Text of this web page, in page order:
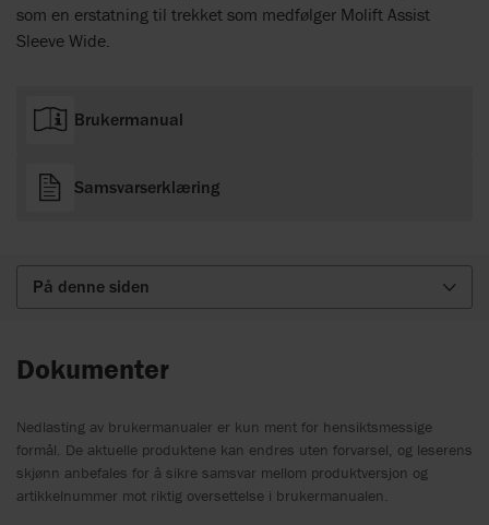
som en erstatning til trekket som medfølger Molift Assist
Sleeve Wide.
Brukermanual
Samsvarserklæring
På denne siden
Dokumenter
Nedlasting av brukermanualer er kun ment for hensiktsmessige
formål. De aktuelle produktene kan endres uten forvarsel, og leserens
skjønn anbefales for å sikre samsvar mellom produktversjon og
artikkelnummer mot riktig oversettelse i brukermanualen.